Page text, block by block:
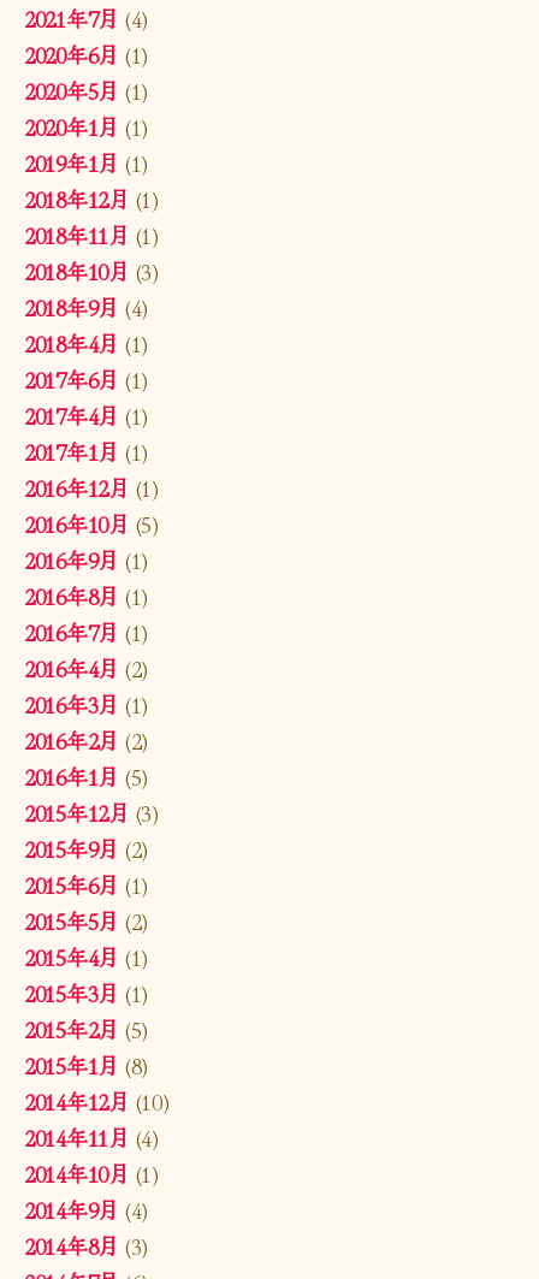
2021年7月 (4)
2020年6月 (1)
2020年5月 (1)
2020年1月 (1)
2019年1月 (1)
2018年12月 (1)
2018年11月 (1)
2018年10月 (3)
2018年9月 (4)
2018年4月 (1)
2017年6月 (1)
2017年4月 (1)
2017年1月 (1)
2016年12月 (1)
2016年10月 (5)
2016年9月 (1)
2016年8月 (1)
2016年7月 (1)
2016年4月 (2)
2016年3月 (1)
2016年2月 (2)
2016年1月 (5)
2015年12月 (3)
2015年9月 (2)
2015年6月 (1)
2015年5月 (2)
2015年4月 (1)
2015年3月 (1)
2015年2月 (5)
2015年1月 (8)
2014年12月 (10)
2014年11月 (4)
2014年10月 (1)
2014年9月 (4)
2014年8月 (3)